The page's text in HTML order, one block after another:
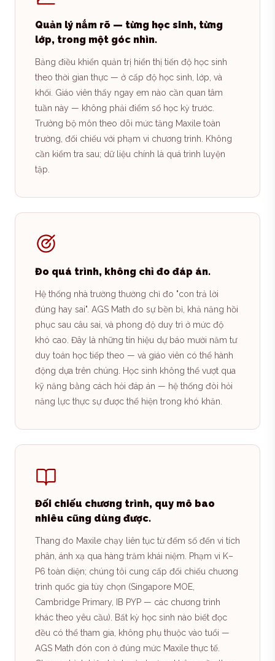
Quản lý nắm rõ — từng học sinh, từng
lớp, trong một góc nhìn.
Bảng điều khiển quản trị hiển thị tiến độ học sinh
theo thời gian thực — ở cấp độ học sinh, lớp, và
khối. Giáo viên thấy ngay em nào cần quan tâm
tuần này — không phải điểm số học kỳ trước.
Trưởng bộ môn theo dõi mức tăng Maxile toàn
trường, đối chiếu với phạm vi chương trình. Không
cần kiểm tra sau; dữ liệu chính là quá trình luyện
tập.
Đo quá trình, không chỉ đo đáp án.
Hệ thống nhà trường thường chỉ đo "con trả lời
đúng hay sai". AGS Math đo sự bền bỉ, khả năng hồi
phục sau câu sai, và phong độ duy trì ở mức độ
khó cao. Đây là những tín hiệu dự báo mười năm tư
duy toán học tiếp theo — và giáo viên có thể hành
động dựa trên chúng. Học sinh không thể vượt qua
kỹ năng bằng cách hỏi đáp án — hệ thống đòi hỏi
năng lực thực sự được thể hiện trong khó khăn.
Đối chiếu chương trình, quy mô bao
nhiêu cũng dùng được.
Thang đo Maxile chạy liên tục từ đếm số đến vi tích
phân, ánh xạ qua hàng trăm khái niệm. Phạm vi K–
P6 toàn diện; chúng tôi cung cấp đối chiếu chương
trình quốc gia tùy chọn (Singapore MOE,
Cambridge Primary, IB PYP — các chương trình
khác theo yêu cầu). Bất kỳ học sinh nào biết đọc
đều có thể tham gia, không phụ thuộc vào tuổi —
AGS Math đón con ở đúng mức Maxile thực tế.